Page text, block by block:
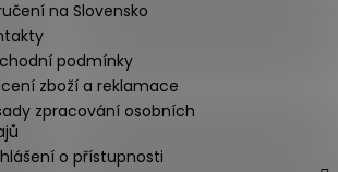
na Slovensko
podmínky
zboží a reklamace
zpracování osobních
o přístupnosti